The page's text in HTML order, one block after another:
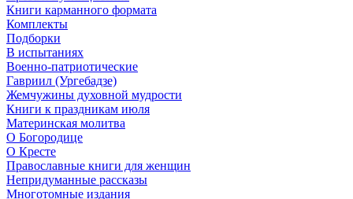
Книги карманного формата
Комплекты
Подборки
В испытаниях
Военно-патриотические
Гавриил (Ургебадзе)
Жемчужины духовной мудрости
Книги к праздникам июля
Материнская молитва
О Богородице
О Кресте
Православные книги для женщин
Непридуманные рассказы
Многотомные издания